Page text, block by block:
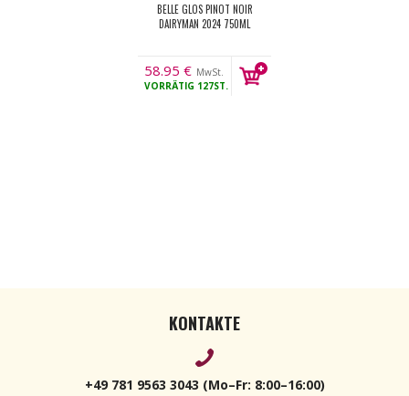
BELLE GLOS PINOT NOIR
DAIRYMAN 2024 750ML
58.95 € MwSt.
VORRÄTIG 127ST.
KONTAKTE
+49 781 9563 3043 (Mo–Fr: 8:00–16:00)